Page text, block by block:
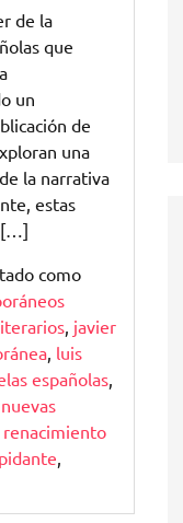
de la
que
un
de
una
la narrativa
estas
[…]
como
, javier
, luis
españolas,
nuevas
renacimiento